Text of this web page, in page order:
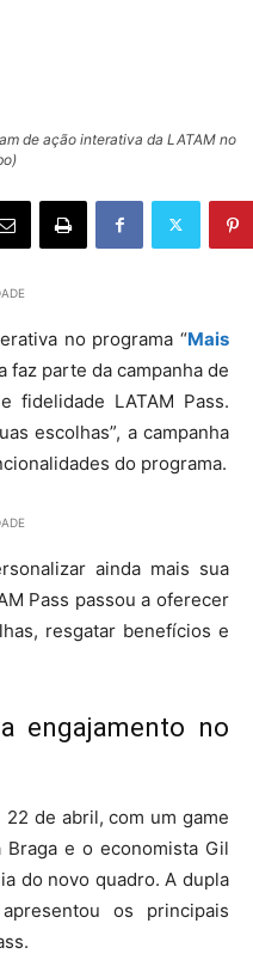
de ação interativa da LATAM no
no programa “Mais
faz parte da campanha de
fidelidade LATAM Pass.
escolhas”, a campanha
do programa.
ainda mais sua
Pass passou a oferecer
resgatar benefícios e
engajamento no
de abril, com um game
e o economista Gil
do novo quadro. A dupla
os principais